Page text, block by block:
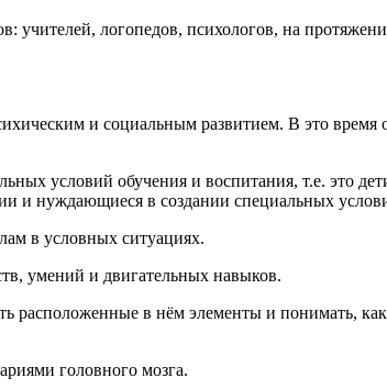
учителей, логопедов, психологов, на
и социальным развитием. В это время
условий обучения и воспитания, т.е. это
и нуждающиеся в создании специальных
в условных ситуациях.
умений и двигательных навыков.
расположенные в нём элементы и понимать,
головного мозга.